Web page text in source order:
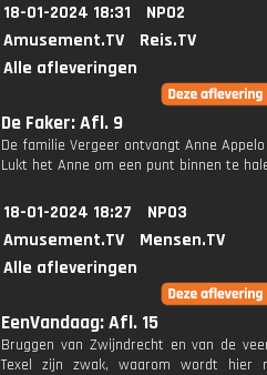
18-01-2024 18:31
NPO2
Amusement.TV
Reis.TV
Alle afleveringen
De Faker: Afl. 9
De familie Vergeer ontvangt Anne
Lukt het Anne om een punt binnen te
18-01-2024 18:27
NPO3
Amusement.TV
Mensen.TV
Alle afleveringen
EenVandaag: Afl. 15
Bruggen van Zwijndrecht en van de
Texel zijn zwak, waarom wordt hier